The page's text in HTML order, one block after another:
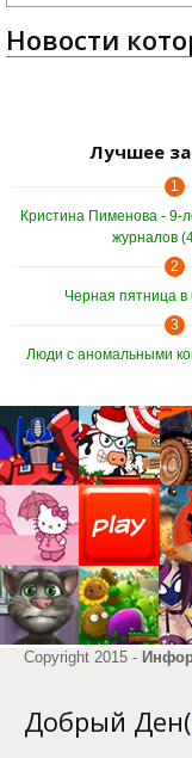
Новости
Лучшее
1
Кристина Пименова - 9-
журналов
2
Черная пятница
3
Люди с аномальными
Copyright 2015 -
Добрый Ден(